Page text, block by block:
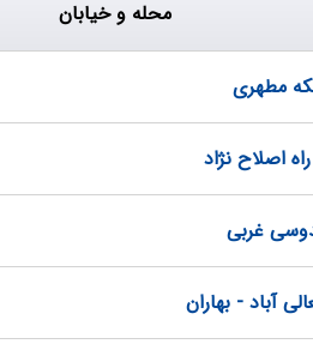
محله و خیابان
مطهری
غربی
آباد - بهاران